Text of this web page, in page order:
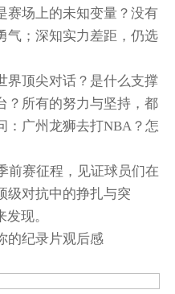
赛场上的未知变量？没有
气；深知实力差距，仍选
界顶尖对话？是什么支撑
？所有的努力与坚持，都
：广州龙狮去打NBA？怎
前赛征程，见证球员们在
级对抗中的挣扎与突
现。
的纪录片观后感